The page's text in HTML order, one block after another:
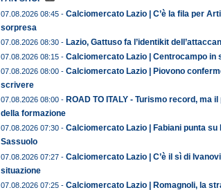
07.08.2026 08:45 - Calciomercato Lazio | C’è la fila per
sorpresa
07.08.2026 08:30 - Lazio, Gattuso fa l’identikit
07.08.2026 08:15 - Calciomercato Lazio | Centrocampo in
07.08.2026 08:00 - Calciomercato Lazio | Piovono
scrivere
07.08.2026 08:00 - ROAD TO ITALY - Turismo record, ma
della formazione
07.08.2026 07:30 - Calciomercato Lazio | Fabiani punta
Sassuolo
07.08.2026 07:27 - Calciomercato Lazio | C’è il sì di
situazione
07.08.2026 07:25 - Calciomercato Lazio | Romagnoli, la